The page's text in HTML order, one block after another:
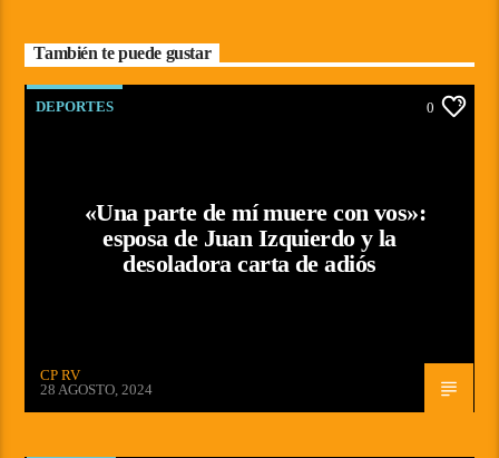
También te puede gustar
DEPORTES 0
«Una parte de mí muere con vos»:
esposa de Juan Izquierdo y la
desoladora carta de adiós
CP RV
28 AGOSTO, 2024